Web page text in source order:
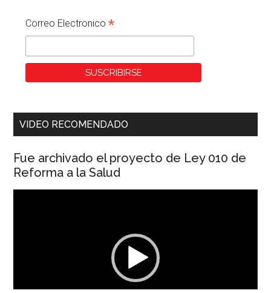
Correo Electronico*
VIDEO RECOMENDADO
Fue archivado el proyecto de Ley 010 de
Reforma a la Salud